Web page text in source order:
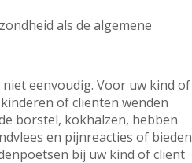
als de algemene
eenvoudig. Voor uw kind of
of cliënten wenden
borstel, kokhalzen, hebben
en pijnreacties of bieden
bij uw kind of cliënt